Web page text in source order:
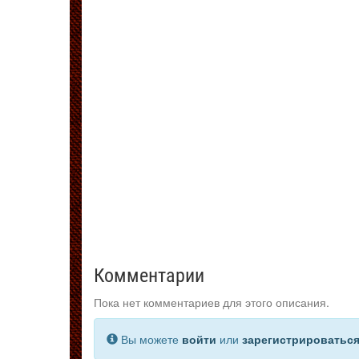
Комментарии
Пока нет комментариев для этого описания.
Вы можете войти или зарегистрироваться